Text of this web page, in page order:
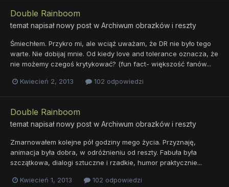
Double Rainboom
temat napisał nowy post w Archiwum obrazków i reszty
Śmiechłem. Przykro mi, ale wciąż uważam, że DR nie było tego
warte. Nie dobijaj mnie. Od kiedy love and tolerance oznacza, że
nie możemy czegoś krytykować? (fun fact- większość fanów...
Kwiecień 2, 2013 102 odpowiedzi
Double Rainboom
temat napisał nowy post w Archiwum obrazków i reszty
Zmarnowałem kolejne pół godziny mego życia. Przyznaję,
animacja była dobra, w odróżnieniu od reszty. Fabuła była
szczątkowa, dialogi sztuczne i rzadkie, humor praktycznie...
Kwiecień 1, 2013 102 odpowiedzi